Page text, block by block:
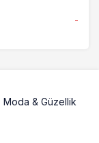
-
Moda & Güzellik